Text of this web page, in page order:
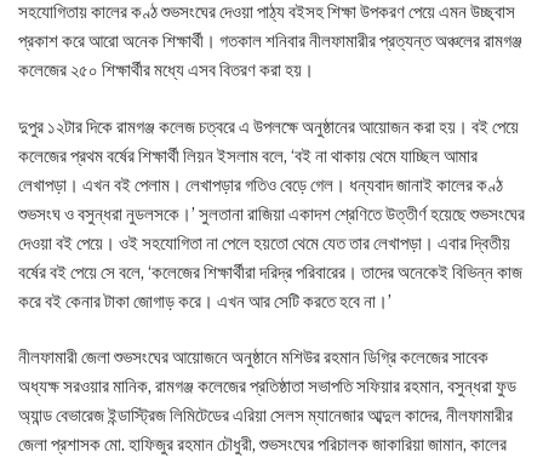
সহযোগিতায় কালের কণ্ঠ শুভসংঘের দেওয়া পাঠ্য বইসহ শিক্ষা উপকরণ পেয়ে এমন উচ্ছ্বাস
প্রকাশ করে আরো অনেক শিক্ষার্থী। গতকাল শনিবার নীলফামারীর প্রত্যন্ত অঞ্চলের রামগঞ্জ
কলেজের ২৫০ শিক্ষার্থীর মধ্যে এসব বিতরণ করা হয়।
দুপুর ১২টার দিকে রামগঞ্জ কলেজ চত্বরে এ উপলক্ষে অনুষ্ঠানের আয়োজন করা হয়। বই পেয়ে
কলেজের প্রথম বর্ষের শিক্ষার্থী লিয়ন ইসলাম বলে, ‘বই না থাকায় থেমে যাচ্ছিল আমার
লেখাপড়া। এখন বই পেলাম। লেখাপড়ার গতিও বেড়ে গেল। ধন্যবাদ জানাই কালের কণ্ঠ
শুভসংঘ ও বসুন্ধরা নুডলসকে।’ সুলতানা রাজিয়া একাদশ শ্রেণিতে উত্তীর্ণ হয়েছে শুভসংঘের
দেওয়া বই পেয়ে। ওই সহযোগিতা না পেলে হয়তো থেমে যেত তার লেখাপড়া। এবার দ্বিতীয়
বর্ষের বই পেয়ে সে বলে, ‘কলেজের শিক্ষার্থীরা দরিদ্র পরিবারের। তাদের অনেকেই বিভিন্ন কাজ
করে বই কেনার টাকা জোগাড় করে। এখন আর সেটি করতে হবে না।’
নীলফামারী জেলা শুভসংঘের আয়োজনে অনুষ্ঠানে মশিউর রহমান ডিগ্রি কলেজের সাবেক
অধ্যক্ষ সরওয়ার মানিক, রামগঞ্জ কলেজের প্রতিষ্ঠাতা সভাপতি সফিয়ার রহমান, বসুন্ধরা ফুড
অ্যান্ড বেভারেজ ইন্ডাস্ট্রিজ লিমিটেডের এরিয়া সেলস ম্যানেজার আব্দুল কাদের, নীলফামারীর
জেলা প্রশাসক মো. হাফিজুর রহমান চৌধুরী, শুভসংঘের পরিচালক জাকারিয়া জামান, কালের